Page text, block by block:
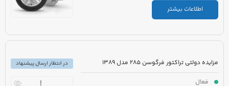
اطلاعات بیشتر
مزایده دولتی تراکتور فرگوسن 285 مدل 1389
فعال
در انتظار ارسال پیشنهاد